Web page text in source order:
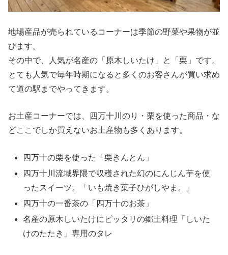
地場産品が売られているコーナーは季節の野菜や果物が並
びます。
その中で、人気が名産の「原木しいたけ」と「栗」です。
とても人気で毎年時期になると多くのお客さんが買い求め
て道の駅までやってきます。
お土産コーナーでは、四万十川のり・栗を使った商品・な
どここでしか買えないお土産物も多くあります。
四万十の栗を使った「栗きんとん」
四万十川流域界隈で収穫された幻のにんじん芋を使
ったスイーツ。「いも焼き菓子ひがしやま。」
四万十の一番茶の「四万十のお茶」
名産の原木しいたけにピッタリの郷土料理「しいた
けのたたき」専用のタレ